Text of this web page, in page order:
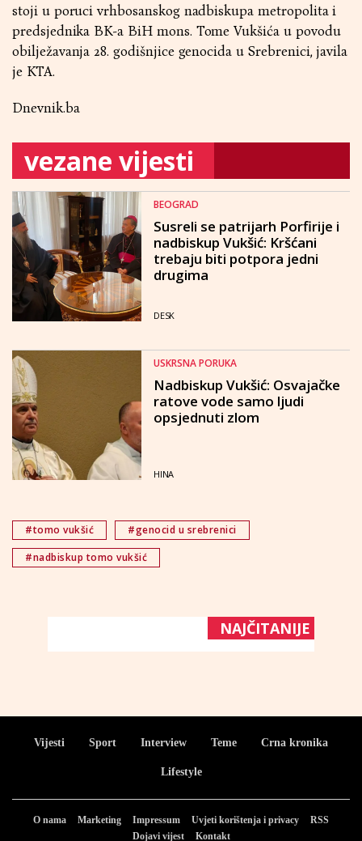
stoji u poruci vrhbosanskog nadbiskupa metropolita i
predsjednika BK-a BiH mons. Tome Vukšića u povodu
obilježavanja 28. godišnjice genocida u Srebrenici, javila
je KTA.
Dnevnik.ba
vezane vijesti
BEOGRAD
Susreli se patrijarh Porfirije i
nadbiskup Vukšić: Kršćani
trebaju biti potpora jedni
drugima
DESK
USKRSNA PORUKA
Nadbiskup Vukšić: Osvajačke
ratove vode samo ljudi
opsjednuti zlom
HINA
#tomo vukšić
#genocid u srebrenici
#nadbiskup tomo vukšić
NAJČITANIJE
Vijesti Sport Interview Teme Crna kronika
Lifestyle
O nama Marketing Impressum Uvjeti korištenja i privacy
RSS
Dojavi vijest
Kontakt